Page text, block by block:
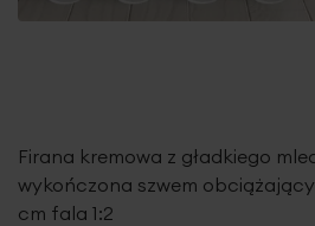
Firana kremowa z gładkiego
wykończona szwem
cm fala 1:2